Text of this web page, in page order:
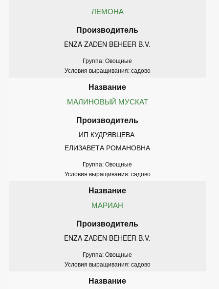
ЛЕМОНА
ENZA ZADEN BEHEER B.V.
Группа: Овощные
Условия выращивания: садово
МАЛИНОВЫЙ МУСКАТ
ИП КУДРЯВЦЕВА
ЕЛИЗАВЕТА РОМАНОВНА
Группа: Овощные
Условия выращивания: садово
МАРИАН
ENZA ZADEN BEHEER B.V.
Группа: Овощные
Условия выращивания: садово